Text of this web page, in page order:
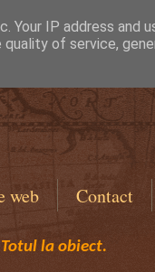
web Contact
la obiect.
Your IP address and
of service,